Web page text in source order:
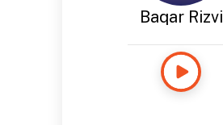
Baqar Rizvi